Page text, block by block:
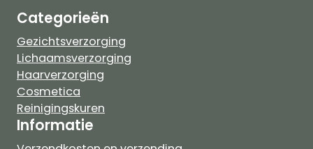
Categorieën
Gezichtsverzorging
Lichaamsverzorging
Haarverzorging
Cosmetica
Reinigingskuren
Informatie